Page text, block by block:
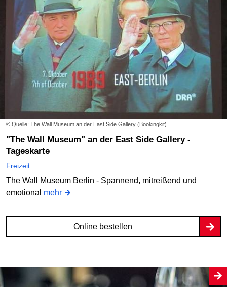
© Quelle: The Wall Museum an der East Side Gallery (Bookingkit)
"The Wall Museum" an der East Side Gallery -
Tageskarte
Freizeit
The Wall Museum Berlin - Spannend, mitreißend und
emotional mehr
Online bestellen